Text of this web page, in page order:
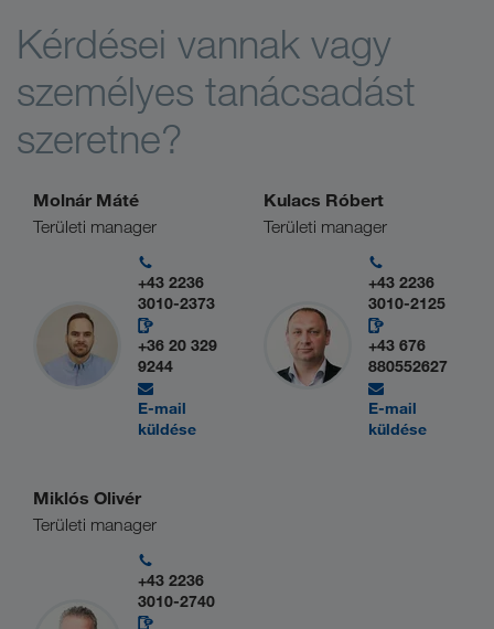
Kérdései vannak vagy
személyes tanácsadást
szeretne?
Molnár Máté
Területi manager
+43 2236
3010-2373
+36 20 329
9244
E-mail
küldése
Kulacs Róbert
Területi manager
+43 2236
3010-2125
+43 676
880552627
E-mail
küldése
Miklós Olivér
Területi manager
+43 2236
3010-2740